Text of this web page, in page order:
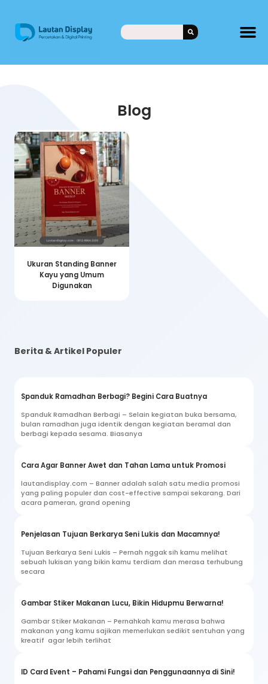
Blog
Ukuran Standing Banner
Kayu yang Umum
Digunakan
Berita & Artikel Populer
Spanduk Ramadhan Berbagi? Begini Cara Buatnya
Spanduk Ramadhan Berbagi – Selain kegiatan buka bersama,
bulan ramadhan juga identik dengan kegiatan beramal dan
berbagi kepada sesama. Biasanya
Cara Agar Banner Awet dan Tahan Lama untuk Promosi
lautandisplay.com – Banner adalah salah satu media promosi
yang paling populer dan cost-effective sampai sekarang. Dari
acara pameran, grand opening
Penjelasan Tujuan Berkarya Seni Lukis dan Macamnya!
Tujuan Berkarya Seni Lukis – Pernah nggak sih kamu melihat
sebuah lukisan yang bikin kamu terdiam dan merasa terhubung
secara
Gambar Stiker Makanan Lucu, Bikin Hidupmu Berwarna!
Gambar Stiker Makanan – Pernahkah kamu merasa bahwa
makanan yang kamu sajikan memerlukan sedikit sentuhan yang
kreatif agar lebih terlihat
ID Card Event – Pahami Fungsi dan Penggunaannya di Sini!